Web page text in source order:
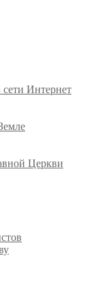
сети Интернет
Церкви